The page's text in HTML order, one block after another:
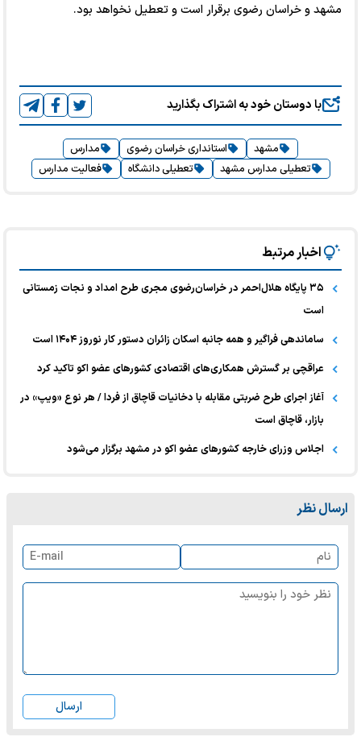
مشهد و خراسان رضوی برقرار است و تعطیل نخواهد بود.
با دوستان خود به اشتراک بگذارید
مشهد استانداری خراسان رضوی
مدارس
تعطیلی مدارس مشهد
تعطیلی دانشگاه فعالیت مدارس
اخبار مرتبط
۳۵ پایگاه هلال‌احمر در خراسان‌رضوی مجری طرح امداد و نجات زمستانی
است
ساماندهی فراگیر و همه جانبه اسکان زائران دستور کار نوروز ۱۴۰۴ است
عراقچی بر گسترش همکاری‌های اقتصادی کشورهای عضو اکو تاکید کرد
آغاز اجرای طرح ضربتی مقابله با دخانیات قاچاق از فردا / هر نوع «ویپ» در
بازار، قاچاق است
اجلاس وزرای خارجه کشورهای عضو اکو در مشهد برگزار می‌شود
ارسال نظر
ارسال